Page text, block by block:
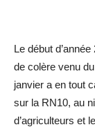
Le début
de colère venu
janvier a en tout
sur la RN10, au
d’agriculteurs et